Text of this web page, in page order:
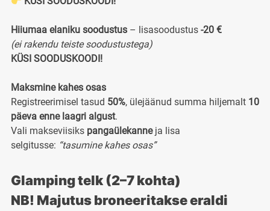
Hiiumaa elaniku soodustus– lisasoodustus -20 €
(ei rakendu teiste soodustustega)
KÜSI SOODUSKOODI!
Maksmine kahes osas
Registreerimisel tasud 50%, ülejäänud summa hiljemalt 10
päeva enne laagri algust.
Vali makseviisiks pangaülekanneja lisa
selgitusse: “tasumine kahes osas”
Glampingtelk (2–7kohta)
NB! Majutus broneeritakse eraldi